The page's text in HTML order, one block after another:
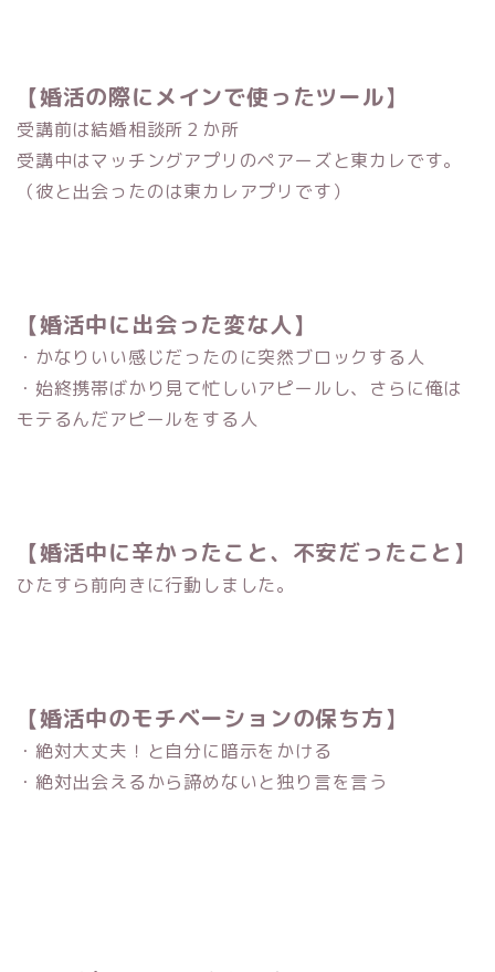
【婚活の際にメインで使ったツール】
受講前は結婚相談所２か所
受講中はマッチングアプリのペアーズと東カレです。
（彼と出会ったのは東カレアプリです）
【婚活中に出会った変な人】
・かなりいい感じだったのに突然ブロックする人
・始終携帯ばかり見て忙しいアピールし、さらに俺は
モテるんだアピールをする人
【婚活中に辛かったこと、不安だったこと】
ひたすら前向きに行動しました。
【婚活中のモチベーションの保ち方】
・絶対大丈夫！と自分に暗示をかける
・絶対出会えるから諦めないと独り言を言う